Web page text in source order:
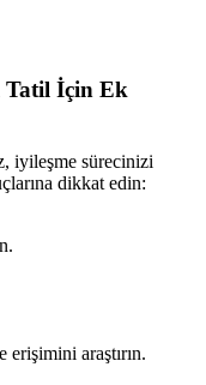
Tatil İçin Ek
iyileşme sürecinizi
dikkat edin:
araştırın.